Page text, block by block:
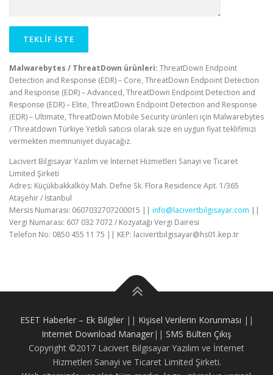
Malwarebytes / ThreatDown ürünleri: ThreatDown Endpoint
Detection and Response (EDR) – Core, ThreatDown Endpoint Detection
and Response (EDR) – Advanced, ThreatDown Endpoint Detection and
Response (EDR) – Elite, ThreatDown Endpoint Detection and Response
(EDR) – Ultimate, ThreatDown Mobile Security ürünleri için Malwarebytes
/ Threatdown Türkiye Yetkili satıcısı olarak size en uygun fiyat teklifimizi
vermekten memnuniyet duyacağız.
Lacivert Bilgisayar Yazılım ve İnternet Hizmetleri Sanayi ve Ticaret
Limited Şirketi
Adres: Küçükbakkalköy Mah. Defne Sk. Flora Residence Apt. 1/365
Ataşehir / İstanbul
Mersis Numarası: 0607032707200015 || info@lacivertbilgisayar.com ||
Vergi Numarası: 607 032 7072 / Kozyatağı Vergi Dairesi
Telefon No: 0850 455 11 75 || KEP: lacivertbilgisayar@hs01.kep.tr
ESET Haberler – Ek Bilgiler|| Kişisel Verilerin Korunması ||
Internet Download Manager|| SMS Bülten Çıkış
Copyright ©2017 Lacivert Bilgisayar Yazılım ve İnternet
Hizmetleri Sanayi ve Ticaret Limited Şirketi.